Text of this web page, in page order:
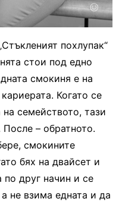
похлупак“
стои под едно
смокиня е на
Когато се
семейството, тази
После – обратното.
смокините
бях на двайсет и
друг начин и се
не взима едната и да